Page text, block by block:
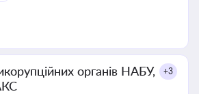
органів НАБУ,
+3